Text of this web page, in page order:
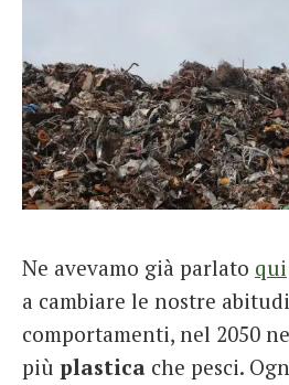
Ne avevamo già parlato qui
a cambiare le nostre
comportamenti, nel 2050
più plastica che pesci.